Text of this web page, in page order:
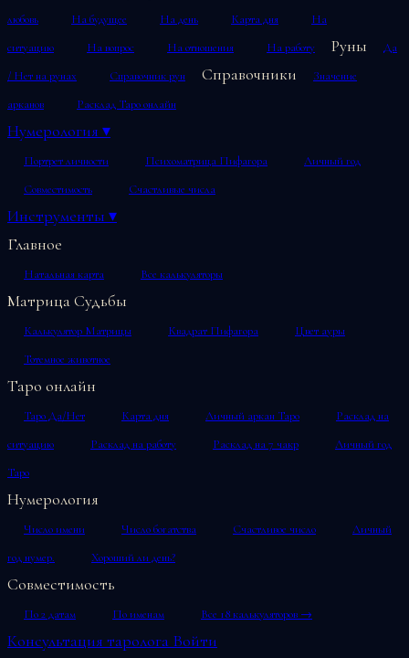
любовь
На будущее На день Карта дня
На
ситуацию
На вопрос На отношения На работу Руны
Да
/ Нет на рунах
Справочник рун Справочники
Значение
арканов
Расклад Таро онлайн
Нумерология ▾
Портрет личности Психоматрица Пифагора
Личный год
Совместимость
Счастливые числа
Инструменты ▾
Главное
Натальная карта Все калькуляторы
Матрица Судьбы
Калькулятор Матрицы Квадрат Пифагора
Цвет ауры
Тотемное животное
Таро онлайн
Таро Да/Нет Карта дня Личный аркан Таро
Расклад на
ситуацию
Расклад на работу Расклад на 7 чакр
Личный год
Таро
Нумерология
Число имени Число богатства Счастливое число
Личный
год нумер.
Хороший ли день?
Совместимость
По 2 датам По именам Все 18 калькуляторов →
Консультация таролога Войти